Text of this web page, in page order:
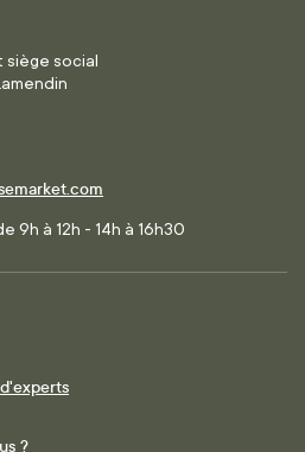
siège social
9h à 12h - 14h à 16h30
?